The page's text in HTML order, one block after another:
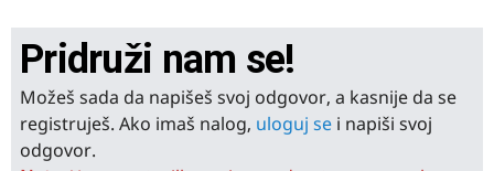
Pridruži nam se!
Možeš sada da napišeš svoj odgovor, a kasnije da se
registruješ. Ako imaš nalog, uloguj se i napiši svoj
odgovor.